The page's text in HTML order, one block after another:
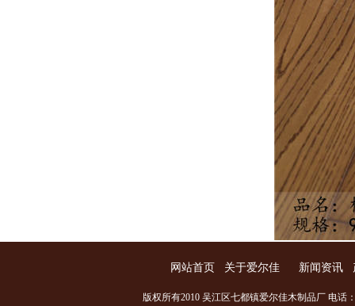
网站首页 关于爱尔佳 新闻资讯
版权所有2010 吴江区七都镇爱尔佳木制品厂 电话